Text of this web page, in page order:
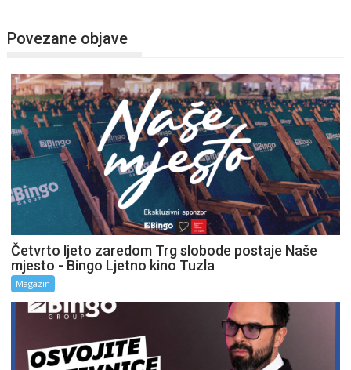
Povezane objave
Četvrto ljeto zaredom Trg slobode postaje Naše
mjesto - Bingo Ljetno kino Tuzla
Magazin